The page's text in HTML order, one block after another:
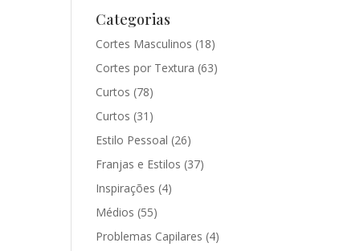
Categorias
Cortes Masculinos (18)
Cortes por Textura (63)
Curtos (78)
Curtos (31)
Estilo Pessoal (26)
Franjas e Estilos (37)
Inspirações (4)
Médios (55)
Problemas Capilares (4)